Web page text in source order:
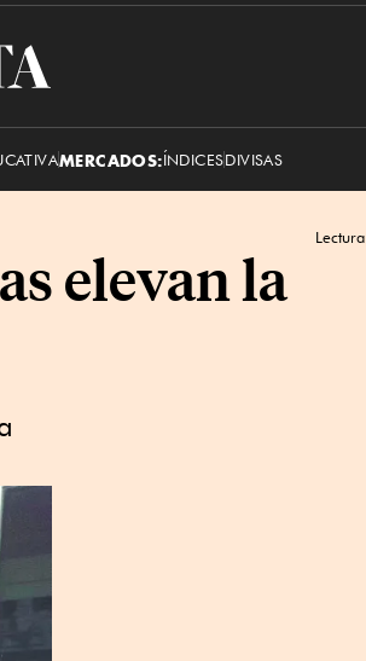
MERCADOS:ÍNDICESDIVISAS
Lectura
elevan la